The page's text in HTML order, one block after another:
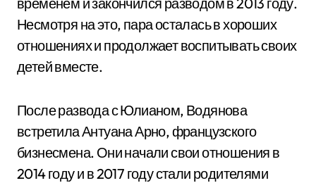
Несмотря на это, пара осталась в хороших
отношениях и продолжает воспитывать своих
детей вместе.
После развода с Юлианом, Водянова
встретила Антуана Арно, французского
бизнесмена. Они начали свои отношения в
2014 году и в 2017 году стали родителями